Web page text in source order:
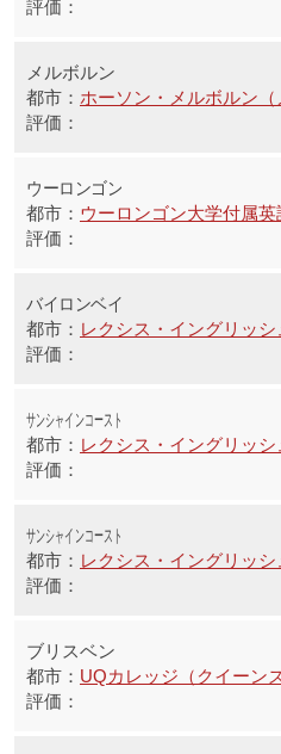
メルボルン
ホーソン・メルボルン（
ウーロンゴン
ウーロンゴン大学付属英
バイロンベイ
レクシス・イングリッシ
サンシャインコースト
レクシス・イングリッシ
サンシャインコースト
レクシス・イングリッシ
ブリスベン
UQカレッジ（クイーン